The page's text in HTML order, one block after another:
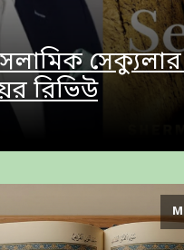
রিভিউ